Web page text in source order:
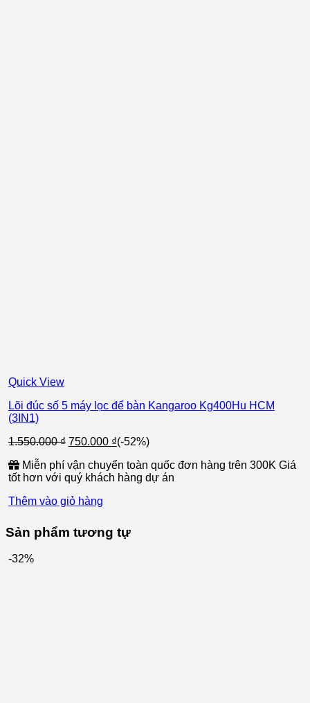
Quick View
Lõi đúc số 5 máy lọc để bàn Kangaroo Kg400Hu HCM
(3IN1)
1.550.000₫ Giá
là:
1.550.000 ₫.
750.000 ₫Giá
tại
là:
(-52%)
Miễn phí vận chuyển toàn quốc đơn hàng trên 300K Giá
tốt hơn với quý khách hàng dự án
Thêm vào giỏ hàng
Sản phẩm tương tự
-32%